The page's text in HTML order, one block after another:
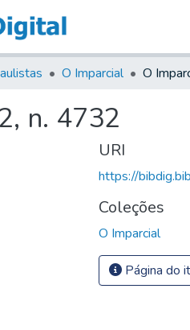
O Imparcial O
n. 4732
URI
https://
Coleções
O Imparcial
Página do